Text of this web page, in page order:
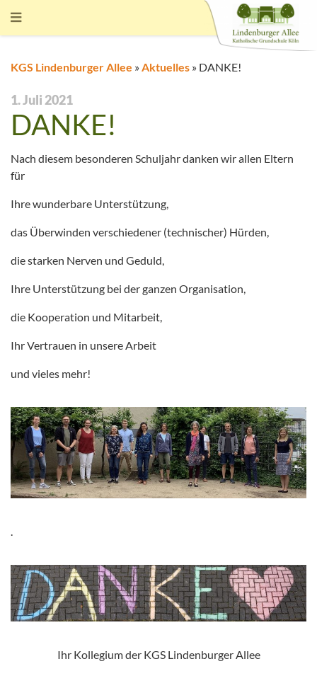
KGS Lindenburger Allee »Aktuelles » DANKE!
1. Juli 2021
DANKE!
Nach diesem besonderen Schuljahr danken wir allen Eltern
für
Ihre wunderbare Unterstützung,
das Überwinden verschiedener (technischer) Hürden,
die starken Nerven und Geduld,
Ihre Unterstützung bei der ganzen Organisation,
die Kooperation und Mitarbeit,
Ihr Vertrauen in unsere Arbeit
und vieles mehr!
.
Ihr Kollegium der KGS Lindenburger Allee